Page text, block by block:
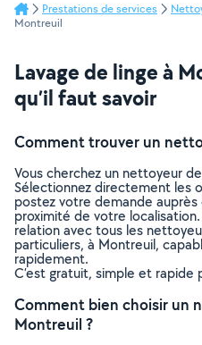
Prestations de services
Montreuil
Lavage de linge à
qu’il faut savoir
Comment trouver un
Vous cherchez un nettoyeur
Sélectionnez directement les
postez votre demande
proximité de votre
relation avec tous les
particuliers, à Montreuil,
rapidement.
C’est gratuit, simple et rapide
Comment bien choisir un
Montreuil ?